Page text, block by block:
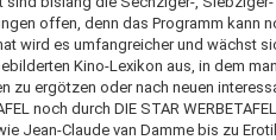
offen, denn das Programm kann
wird es umfangreicher und wächst
Kino-Lexikon aus, in dem
zu ergötzen oder nach neuen
noch durch DIE STAR
Jean-Claude van Damme bis zu